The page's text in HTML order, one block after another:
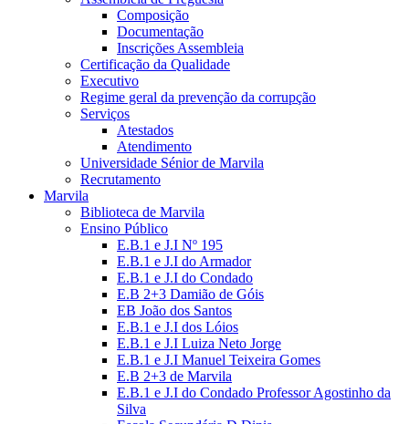
Composição
Documentação
Inscrições Assembleia
Certificação da Qualidade
Executivo
Regime geral da prevenção da corrupção
Serviços
Atestados
Atendimento
Universidade Sénior de Marvila
Recrutamento
Marvila
Biblioteca de Marvila
Ensino Público
E.B.1 e J.I Nº 195
E.B.1 e J.I do Armador
E.B.1 e J.I do Condado
E.B 2+3 Damião de Góis
EB João dos Santos
E.B.1 e J.I dos Lóios
E.B.1 e J.I Luiza Neto Jorge
E.B.1 e J.I Manuel Teixeira Gomes
E.B 2+3 de Marvila
E.B.1 e J.I do Condado Professor Agostinho da
Silva